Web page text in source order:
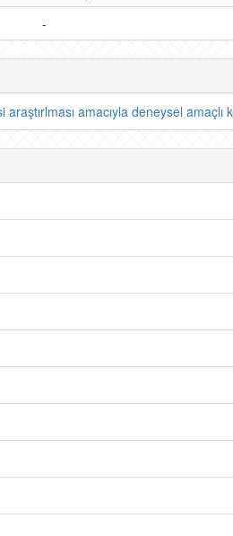
-
amacıyla deneysel amaçlı